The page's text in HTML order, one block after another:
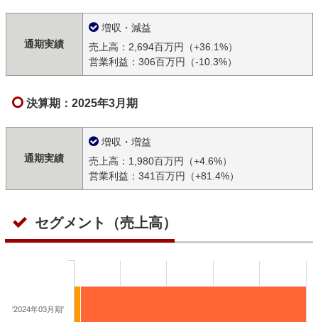
通期実績
増収・減益
売上高：2,694百万円（+36.1%）
営業利益：306百万円（-10.3%）
決算期：2025年3月期
通期実績
増収・増益
売上高：1,980百万円（+4.6%）
営業利益：341百万円（+81.4%）
セグメント（売上高）
'2024年03月期'